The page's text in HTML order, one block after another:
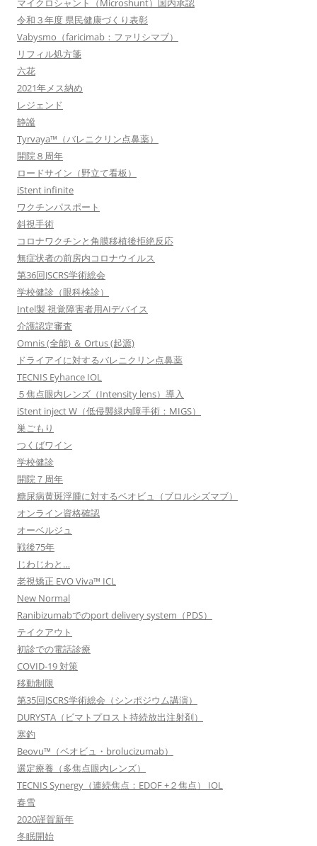
マイクロシャント（Microshunt）国内承認
令和３年度 県民健康づくり表彰
Vabysmo（faricimab：ファリシマブ）
リフィル処方箋
六花
2021年メス納め
レジェンド
静謐
Tyrvaya™（バレニクリン点鼻薬）
開院８周年
ロードサイン（野立て看板）
iStent infinite
ワクチンパスポート
斜視手術
コロナワクチンと角膜移植後拒絶反応
無症状者の前房内コロナウイルス
第36回JSCRS学術総会
学校健診（眼科検診）
Intel製 視覚障害者用AIデバイス
介護認定審査
Omnis (全能) ＆ Ortus (起源)
ドライアイに対するバレニクリン点鼻薬
TECNIS Eyhance IOL
５焦点眼内レンズ（Intensity lens）導入
iStent inject W（低侵襲緑内障手術：MIGS）
巣ごもり
つくばワイン
学校健診
開院７周年
糖尿病黄斑浮腫に対するベオビュ（ブロルシズマブ）
オンライン資格確認
オーベルジュ
戦後75年
じわじわと…
老視矯正 EVO Viva™ ICL
New Normal
Ranibizumabでのport delivery system（PDS）
テイクアウト
初診での電話診療
COVID-19 対策
移動制限
第35回JSCRS学術総会（シンポジウム講演）
DURYSTA（ビマトプロスト持続放出注射剤）
寒釣
Beovu™（ベオビュ・brolucizumab）
選定療養（多焦点眼内レンズ）
TECNIS Synergy（連続焦点：EDOF +２焦点） IOL
春雪
2020謹賀新年
冬眠開始